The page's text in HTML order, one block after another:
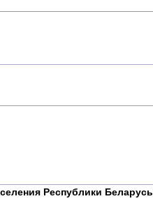
Республики Беларусь